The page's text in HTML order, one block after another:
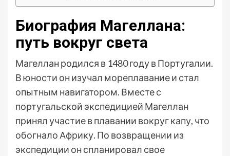
Биография Магеллана:
путь вокруг света
Магеллан родился в 1480 году в Португалии.
В юности он изучал мореплавание и стал
опытным навигатором. Вместе с
португальской экспедицией Магеллан
принял участие в плавании вокруг капу, что
обогнало Африку. По возвращении из
экспедиции он спланировал свое